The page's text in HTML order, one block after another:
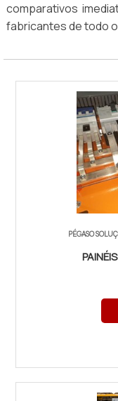
comparativos
fabricantes de todo
PÉGASO